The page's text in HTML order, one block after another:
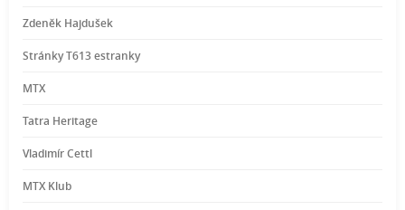
Zdeněk Hajdušek
Stránky T613 estranky
MTX
Tatra Heritage
Vladimír Cettl
MTX Klub